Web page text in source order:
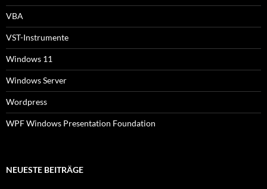
VBA
VST-Instrumente
Windows 11
Windows Server
Wordpress
WPF Windows Presentation Foundation
NEUESTE BEITRÄGE